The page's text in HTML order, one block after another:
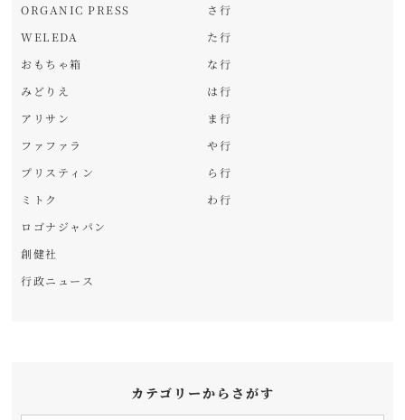
ORGANIC PRESS
WELEDA
おもちゃ箱
みどりえ
アリサン
ファファラ
プリスティン
ミトク
ロゴナジャパン
創健社
行政ニュース
さ行
た行
な行
は行
ま行
や行
ら行
わ行
カテゴリーからさがす